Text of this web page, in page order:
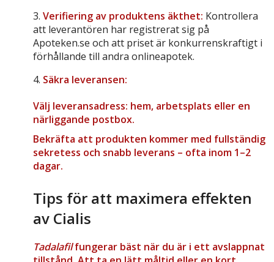
3. Verifiering av produktens äkthet: Kontrollera
att leverantören har registrerat sig på
Apoteken.se och att priset är konkurrenskraftigt i
förhållande till andra onlineapotek.
4. Säkra leveransen:
Välj leveransadress: hem, arbetsplats eller en
närliggande postbox.
Bekräfta att produkten kommer med fullständig
sekretess och snabb leverans – ofta inom 1–2
dagar.
Tips för att maximera effekten
av Cialis
Tadalafilfungerar bäst när du är i ett avslappnat